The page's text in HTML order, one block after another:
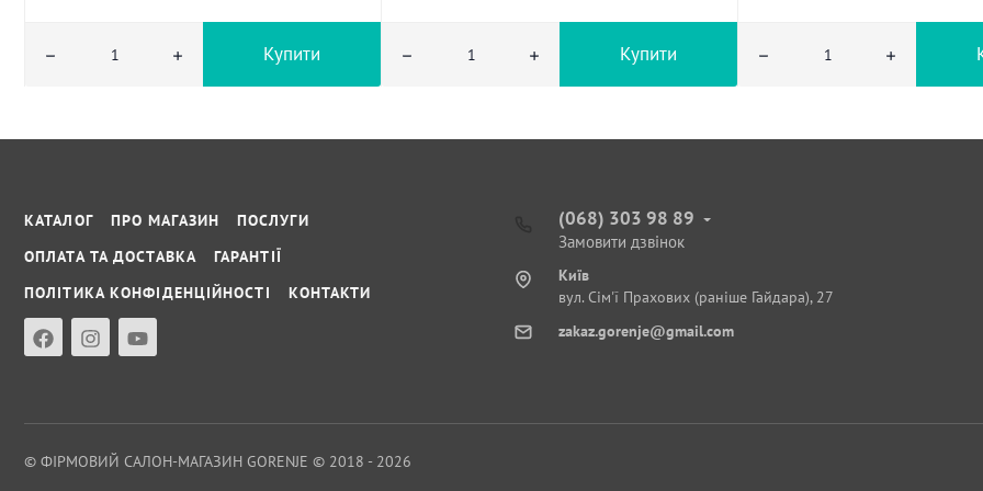
Купити Купити
КАТАЛОГ ПРО МАГАЗИН
ПОСЛУГИ
ОПЛАТА ТА ДОСТАВКА
ГАРАНТІЇ
ПОЛІТИКА КОНФІДЕНЦІЙНОСТІ
КОНТАКТИ
(068) 303 98 89
Замовити дзвінок
Київ
вул. Сім'ї Прахових (раніше Гайдара), 27
zakaz.gorenje@gmail.com
© ФІРМОВИЙ САЛОН-МАГАЗИН GORENJE © 2018 - 2026